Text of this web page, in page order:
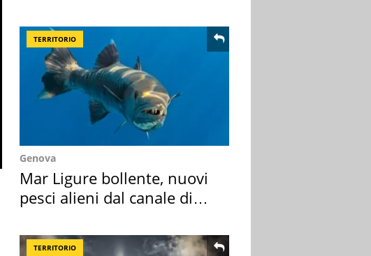
TERRITORIO
Genova
Mar Ligure bollente, nuovi
pesci alieni dal canale di
TERRITORIO